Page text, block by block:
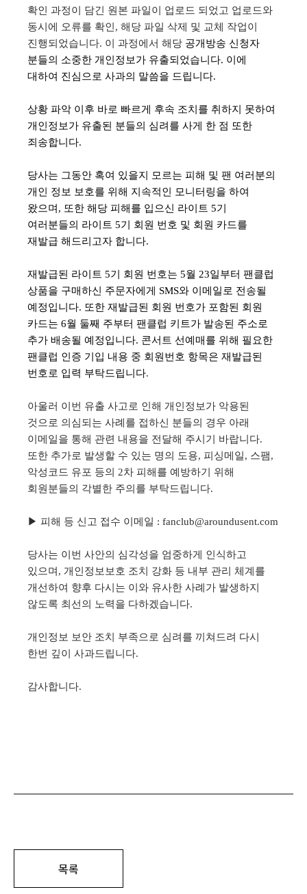
확인 과정이 담긴 원본 파일이 업로드 되었고 업로드와
동시에 오류를 확인 , 해당 파일 삭제 및 교체 작업이
진행되었습니다. 이 과정에서 해당 공개방송 신청자
분들의 소중한 개인정보가 유출되었습니다. 이에
대하여 진심으로 사과의 말씀을 드립니다.
상황 파악 이후 바로 빠르게 후속 조치를 취하지 못하여
개인정보가 유출된 분들의 심려를 사게 한 점 또한
죄송합니다.
당사는 그동안 혹여 있을지 모르는 피해 및 팬 여러분의
개인 정보 보호를 위해 지속적인 모니터링을 하여
왔으며 , 또한 해당 피해를 입으신 라이트 5기
여러분들의 라이트 5기 회원 번호 및 회원 카드를
재발급 해드리고자 합니다.
재발급된 라이트 5기 회원 번호는 5월 23일부터 팬클럽
상품을 구매하신 주문자에게
SMS와 이메일로 전송될
예정입니다. 또한 재발급된 회원 번호가 포함된 회원
카드는 6월 둘째 주부터 팬클럽 키트가 발송된 주소로
추가 배송될 예정입니다. 콘서트 선예매를 위해 필요한
팬클럽 인증 기입 내용 중 회원번호 항목은 재발급된
번호로 입력 부탁드립니다.
아울러 이번 유출 사고로 인해 개인정보가 악용된
것으로 의심되는 사례를 접하신 분들의 경우 아래
이메일을 통해 관련 내용을 전달해 주시기 바랍니다.
또한 추가로 발생할 수 있는 명의 도용, 피싱메일, 스팸,
악성코드 유포 등의 2차 피해를 예방하기 위해
회원분들의 각별한 주의를 부탁드립니다.
▶ 피해 등 신고 접수 이메일 : fanclub@aroundusent.com
당사는 이번 사안의 심각성을 엄중하게 인식하고
있으며 , 개인정보보호 조치 강화 등 내부 관리 체계를
개선하여 향후 다시는 이와 유사한 사례가 발생하지
않도록 최선의 노력을 다하겠습니다.
개인정보 보안 조치 부족으로 심려를 끼쳐드려 다시
한번 깊이 사과드립니다.
감사합니다.
목록